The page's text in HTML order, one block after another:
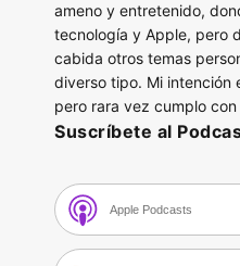
ameno y entretenido,
tecnología y Apple, pero
cabida otros temas
diverso tipo. Mi intención
pero rara vez cumplo
Suscríbete al
Apple Podcasts